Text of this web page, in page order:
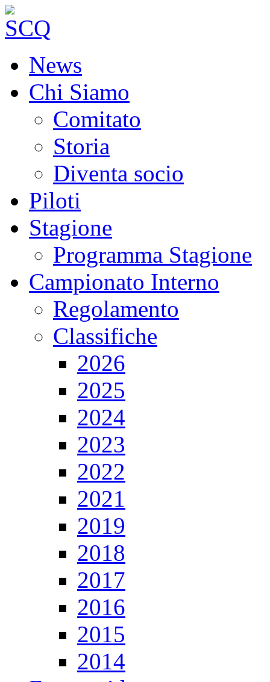
News
Chi Siamo
Comitato
Storia
Diventa socio
Piloti
Stagione
Programma Stagione
Campionato Interno
Regolamento
Classifiche
2026
2025
2024
2023
2022
2021
2019
2018
2017
2016
2015
2014